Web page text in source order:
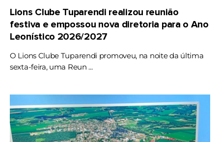
Lions Clube Tuparendi realizou reunião
festiva e empossou nova diretoria para o Ano
Leonístico 2026/2027
O Lions Clube Tuparendi promoveu, na noite da última
sexta-feira, uma Reun ...